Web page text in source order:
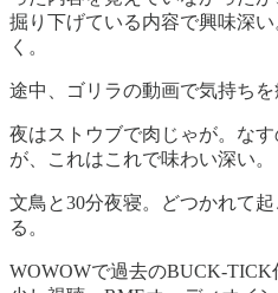
掘り下げている内容で興味深
く。
途中、ゴリラの動画で気持ちを
夜はストウブで肉じゃが。な
が、これはこれで味わい深い。
文鳥と30分夜寝。どつかれて
る。
WOWOWで過去のBUCK-TICK